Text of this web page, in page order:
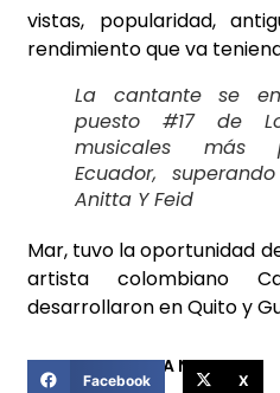
vistas, popularidad,
rendimiento que va
La cantante se
puesto #17 de
musicales más
Ecuador,
Anitta Y Feid
Mar, tuvo la oportunidad
artista colombiano
desarrollaron en Quito y
COMPARTIR ESTA NOTICIA
Facebook X